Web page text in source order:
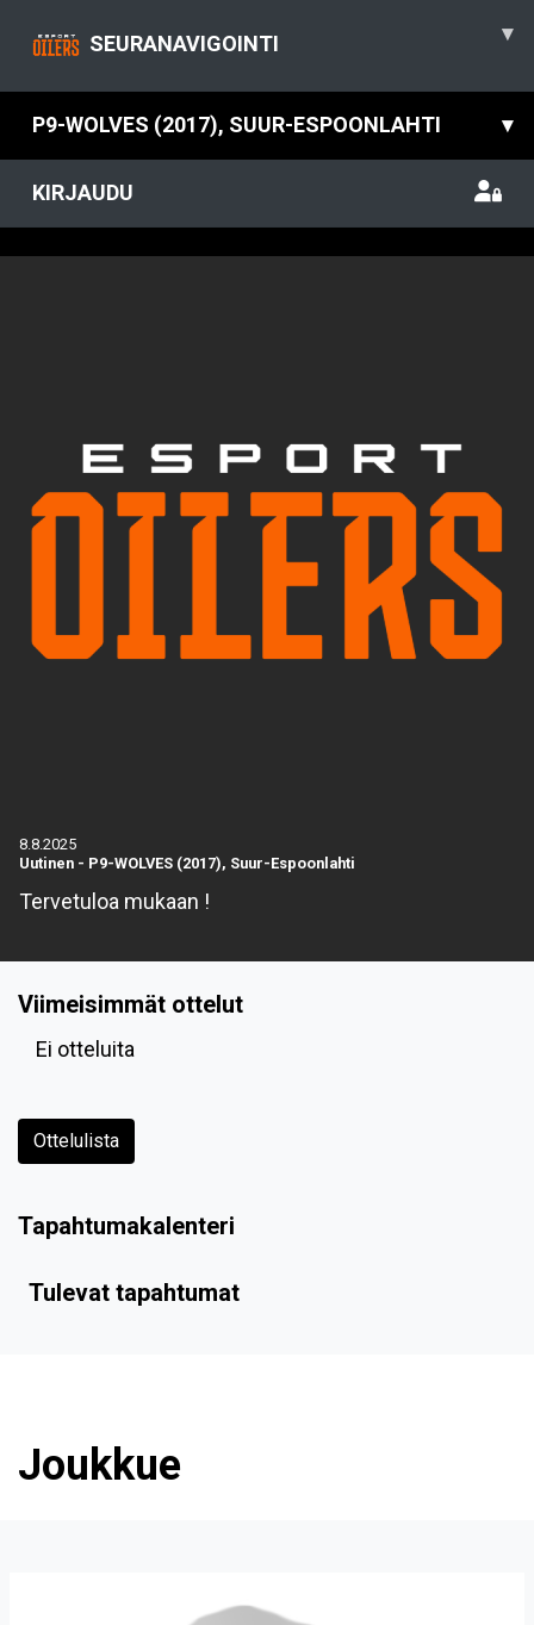
SEURANAVIGOINTI ▾
P9-WOLVES (2017), SUUR-ESPOONLAHTI ▾
KIRJAUDU
8.8.2025
Uutinen - P9-WOLVES (2017), Suur-Espoonlahti
Tervetuloa mukaan !
Viimeisimmät ottelut
Ei otteluita
Ottelulista
Tapahtumakalenteri
Tulevat tapahtumat
Joukkue